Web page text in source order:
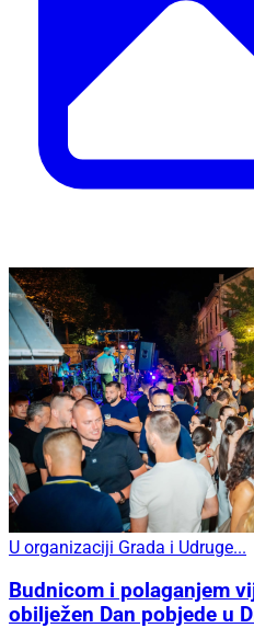
U organizaciji Grada i Udruge...
Budnicom i polaganjem
obilježen Dan pobjede u